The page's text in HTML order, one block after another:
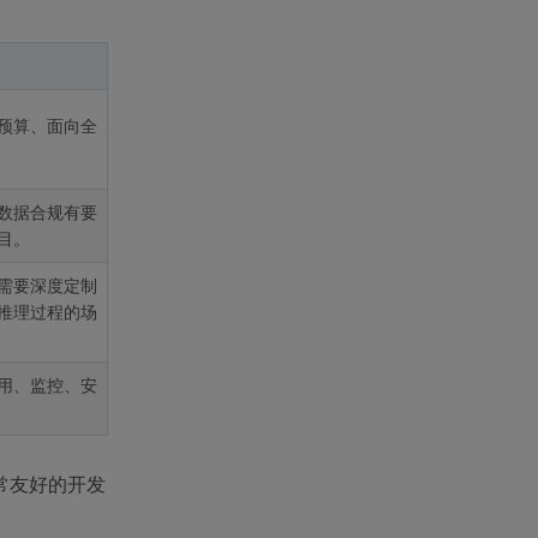
算、面向全
据合规有要
。
要深度定制
理过程的场
、监控、安
友好的开发